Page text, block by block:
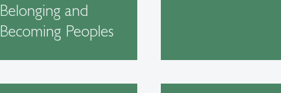
Belonging and
Becoming Peoples